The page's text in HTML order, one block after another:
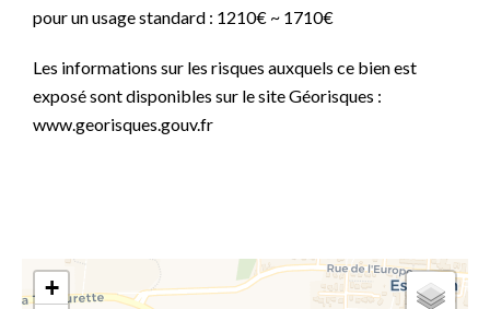
pour un usage standard : 1210€ ~ 1710€
Les informations sur les risques auxquels ce bien est
exposé sont disponibles sur le site Géorisques :
www.georisques.gouv.fr
+